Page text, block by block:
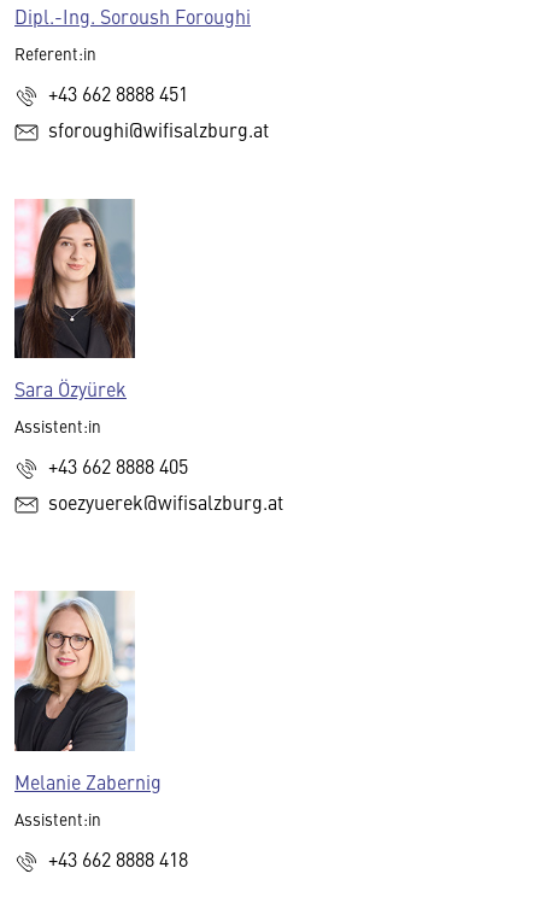
Dipl.-Ing. Soroush Foroughi
Referent:in
+43 662 8888 451
sforoughi@wifisalzburg.at
Sara Özyürek
Assistent:in
+43 662 8888 405
soezyuerek@wifisalzburg.at
Melanie Zabernig
Assistent:in
+43 662 8888 418